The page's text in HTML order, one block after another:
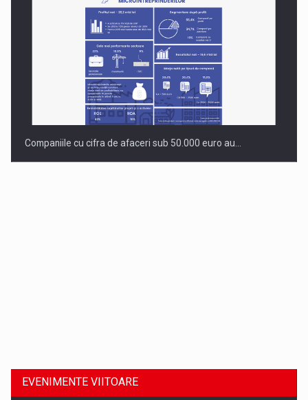
Companiile cu cifra de afaceri sub 50.000 euro au…
EVENIMENTE VIITOARE